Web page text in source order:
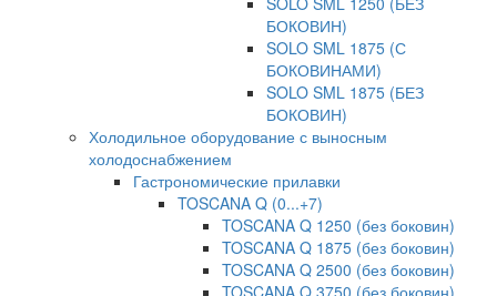
БОКОВИН)
SOLO SML 1875 (С
БОКОВИНАМИ)
SOLO SML 1875 (БЕЗ
БОКОВИН)
Холодильное оборудование с выносным
холодоснабжением
Гастрономические прилавки
TOSCANA Q (0...+7)
TOSCANA Q 1250 (без боковин)
TOSCANA Q 1875 (без боковин)
TOSCANA Q 2500 (без боковин)